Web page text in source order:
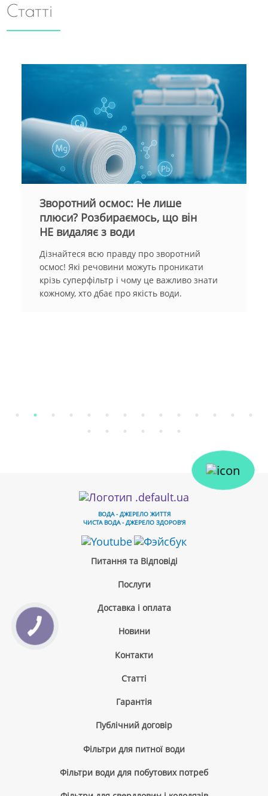
Статті
осмос: Не лише
що він
з води
всю правду про зворотний
речовини можуть проникати
і чому це важливо знати
дбає про якість води.
для фільтра
ВОДА - ДЖЕРЕЛО ЖИТТЯ
ЧИСТА ВОДА - ДЖЕРЕЛО ЗДОРОВ'Я
Питання та Відповіді
Послуги
Доставка і оплата
Новини
Контакти
Cтатті
Гарантія
Публічний договір
Фільтри для питної води
Фільтри води для побутових потреб